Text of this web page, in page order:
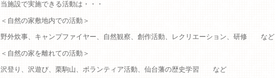
当施設で実施できる活動は・・・
＜自然の家敷地内での活動＞
野外炊事、キャンプファイヤー、自然観察、創作活動、レクリエーション、研修 など
＜自然の家を離れての活動＞
沢登り、沢遊び、栗駒山、ボランティア活動、仙台藩の歴史学習 など